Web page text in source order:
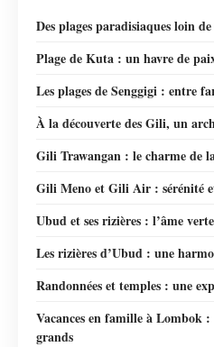
Des plages paradisiaques loin
Plage de Kuta : un havre de
Les plages de Senggigi : entre
À la découverte des Gili, un
Gili Trawangan : le charme de
Gili Meno et Gili Air : sérénité
Ubud et ses rizières : l’âme
Les rizières d’Ubud : une
Randonnées et temples : une
Vacances en famille à Lombok
grands